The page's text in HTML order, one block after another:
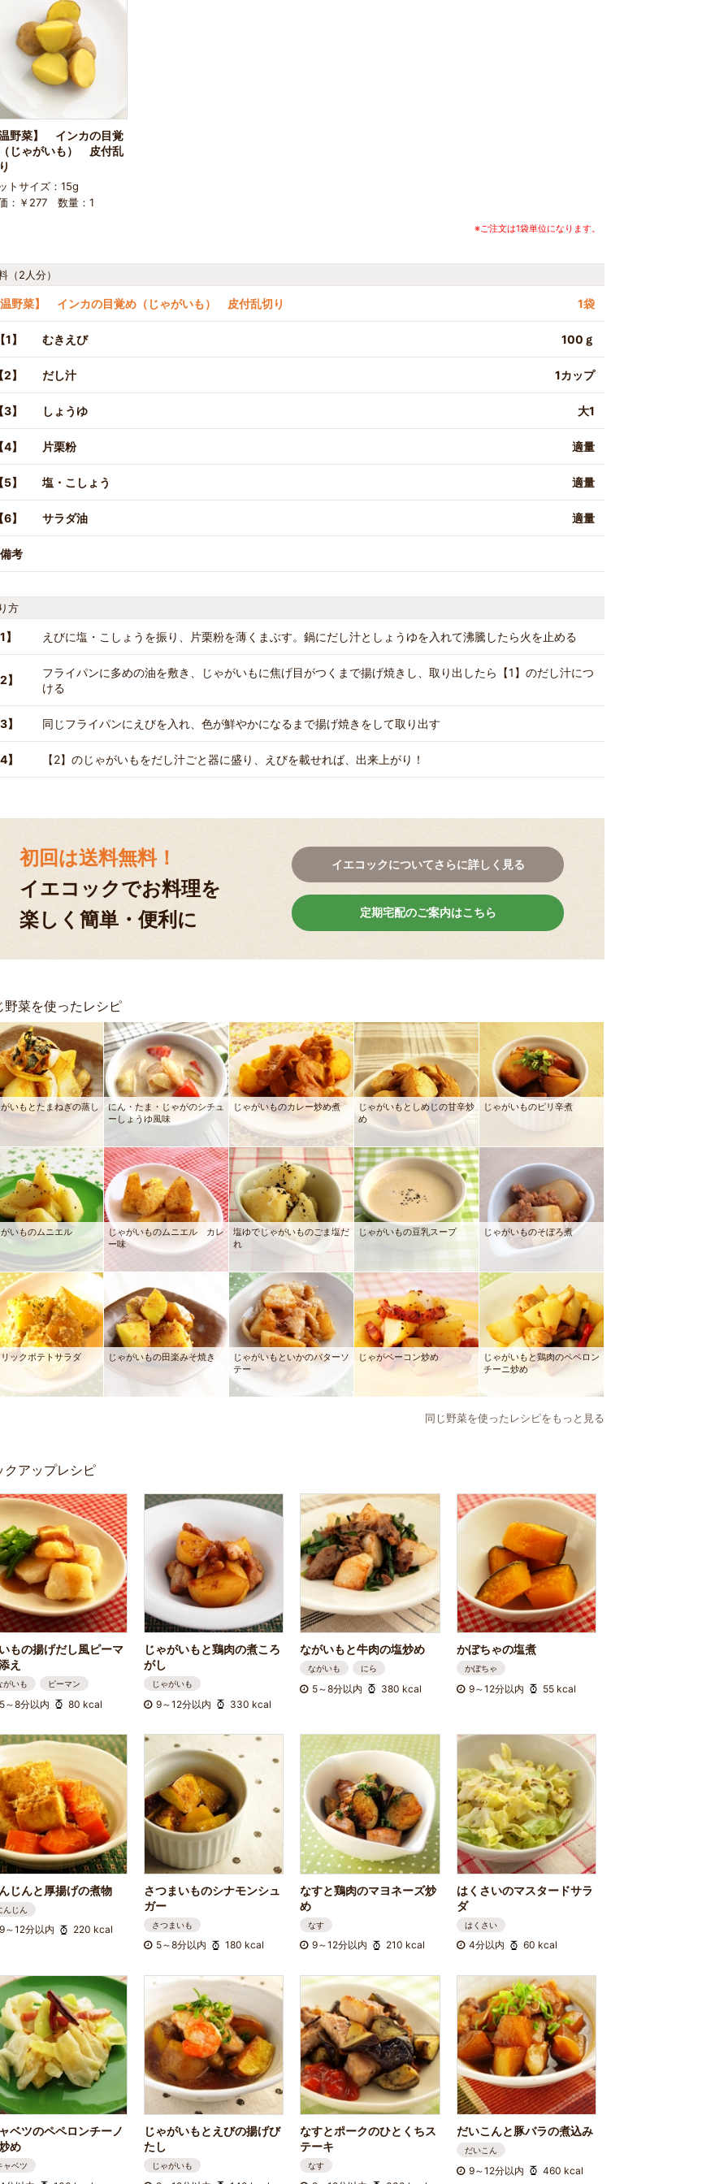
野菜】 インカの目覚
じゃがいも） 皮付乱
トサイズ：15g
：￥277 数量：1
※ご注文は1袋単位になります。
（2人分）
野菜】 インカの目覚め（じゃがいも） 皮付乱切り 1袋
1】 むきえび 100ｇ
】 だし汁 1カップ
】 しょうゆ 大1
】 片栗粉 適量
】 塩・こしょう 適量
】 サラダ油 適量
備考
方
えびに塩・こしょうを振り、片栗粉を薄くまぶす。鍋にだし汁としょうゆを入れて沸騰したら火を止める
】
フライパンに多めの油を敷き、じゃがいもに焦げ目がつくまで揚げ焼きし、取り出したら【1】のだし汁につ
ける
】 同じフライパンにえびを入れ、色が鮮やかになるまで揚げ焼きをして取り出す
】 【2】のじゃがいもをだし汁ごと器に盛り、えびを載せれば、出来上がり！
初回は送料無料！
イエコックでお料理を
楽しく簡単・便利に
イエコックについてさらに詳しく見る
定期宅配のご案内はこちら
野菜を使ったレシピ
いもとたまねぎの蒸し
にん・たま・じゃがのシチュ
ーしょうゆ風味
じゃがいものカレー炒め煮
じゃがいもとしめじの甘辛炒
め
じゃがいものピリ辛煮
いものムニエル
じゃがいものムニエル カレ
ー味
塩ゆでじゃがいものごま塩だ
れ
じゃがいもの豆乳スープ じゃがいものそぼろ煮
ックポテトサラダ じゃがいもの田楽みそ焼き
じゃがいもといかのバターソ
テー
じゃがベーコン炒め
じゃがいもと鶏肉のペペロン
チーニ炒め
同じ野菜を使ったレシピをもっと見る
クアップレシピ
もの揚げだし風ピーマ
え
がいも ピーマン
5～8分以内 80 kcal
じゃがいもと鶏肉の煮ころ
がし
じゃがいも
9～12分以内 330 kcal
ながいもと牛肉の塩炒め
ながいも にら
5～8分以内 380 kcal
かぼちゃの塩煮
かぼちゃ
9～12分以内 55 kcal
じんと厚揚げの煮物
んじん
9～12分以内 220 kcal
さつまいものシナモンシュ
ガー
さつまいも
5～8分以内 180 kcal
なすと鶏肉のマヨネーズ炒
め
なす
9～12分以内 210 kcal
はくさいのマスタードサラ
ダ
はくさい
4分以内 60 kcal
ベツのペペロンチーノ
め
ャベツ
じゃがいもとえびの揚げび
たし
じゃがいも
なすとポークのひとくちス
テーキ
なす
だいこんと豚バラの煮込み
だいこん
9～12分以内 460 kcal